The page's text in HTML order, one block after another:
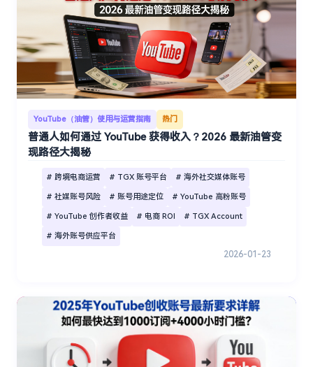
YouTube（油管）使用与运营指南 热门
普通人如何通过 YouTube 获得收入？2026 最新油管变
现路径大揭秘
# 跨境电商运营 # TGX 账号平台 # 海外社交媒体账号
# 社媒账号风险 # 账号用途定位 # YouTube 高粉账号
# YouTube 创作者收益 # 电商 ROI # TGX Account
# 海外账号供应平台
2026-01-23